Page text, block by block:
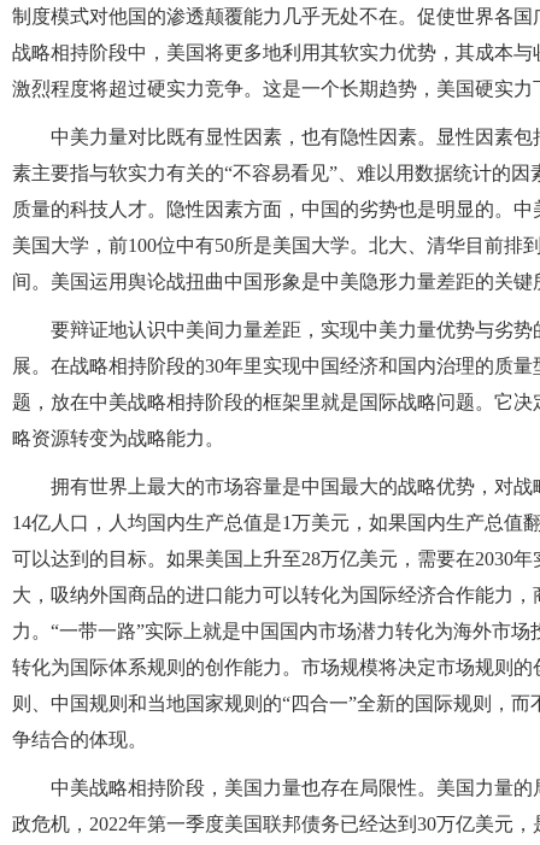
制度模式对他国的渗透颠覆能力几乎无处不在。促使世界各
战略相持阶段中，美国将更多地利用其软实力优势，其成本
激烈程度将超过硬实力竞争。这是一个长期趋势，美国硬实
中美力量对比既有显性因素，也有隐性因素。显性因素
素主要指与软实力有关的“不容易看见”、难以用数据统计的
质量的科技人才。隐性因素方面，中国的劣势也是明显的。
美国大学，前100位中有50所是美国大学。北大、清华目前
间。美国运用舆论战扭曲中国形象是中美隐形力量差距的关
要辩证地认识中美间力量差距，实现中美力量优势与劣
展。在战略相持阶段的30年里实现中国经济和国内治理的质
题，放在中美战略相持阶段的框架里就是国际战略问题。它
略资源转变为战略能力。
拥有世界上最大的市场容量是中国最大的战略优势，对
14亿人口，人均国内生产总值是1万美元，如果国内生产总值
可以达到的目标。如果美国上升至28万亿美元，需要在2030
大，吸纳外国商品的进口能力可以转化为国际经济合作能力
力。“一带一路”实际上就是中国国内市场潜力转化为海外市
转化为国际体系规则的创作能力。市场规模将决定市场规则
则、中国规则和当地国家规则的“四合一”全新的国际规则，
争结合的体现。
中美战略相持阶段，美国力量也存在局限性。美国力量
政危机，2022年第一季度美国联邦债务已经达到30万亿美元